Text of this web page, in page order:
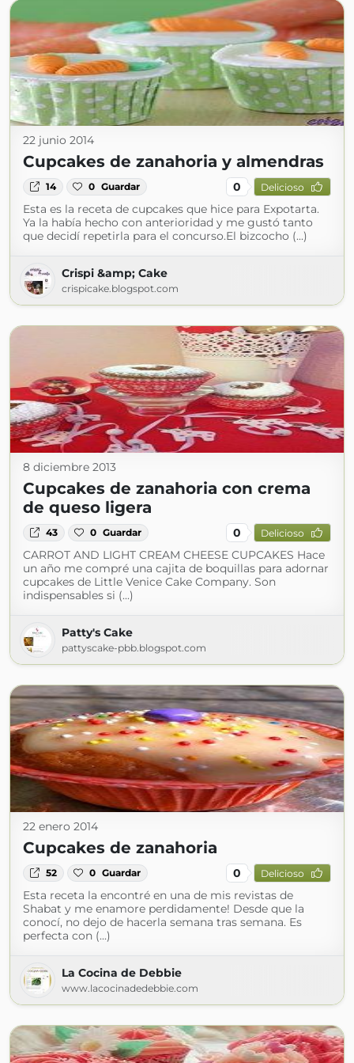
22 junio 2014
Cupcakes de zanahoria y almendras
14 0 Guardar 0 Delicioso
Esta es la receta de cupcakes que hice para Expotarta.
Ya la había hecho con anterioridad y me gustó tanto
que decidí repetirla para el concurso.El bizcocho (...)
Crispi &amp; Cake
crispicake.blogspot.com
8 diciembre 2013
Cupcakes de zanahoria con crema
de queso ligera
43 0 Guardar 0 Delicioso
CARROT AND LIGHT CREAM CHEESE CUPCAKES Hace
un año me compré una cajita de boquillas para adornar
cupcakes de Little Venice Cake Company. Son
indispensables si (...)
Patty's Cake
pattyscake-pbb.blogspot.com
22 enero 2014
Cupcakes de zanahoria
52 0 Guardar 0 Delicioso
Esta receta la encontré en una de mis revistas de
Shabat y me enamore perdidamente! Desde que la
conocí, no dejo de hacerla semana tras semana. Es
perfecta con (...)
La Cocina de Debbie
www.lacocinadedebbie.com